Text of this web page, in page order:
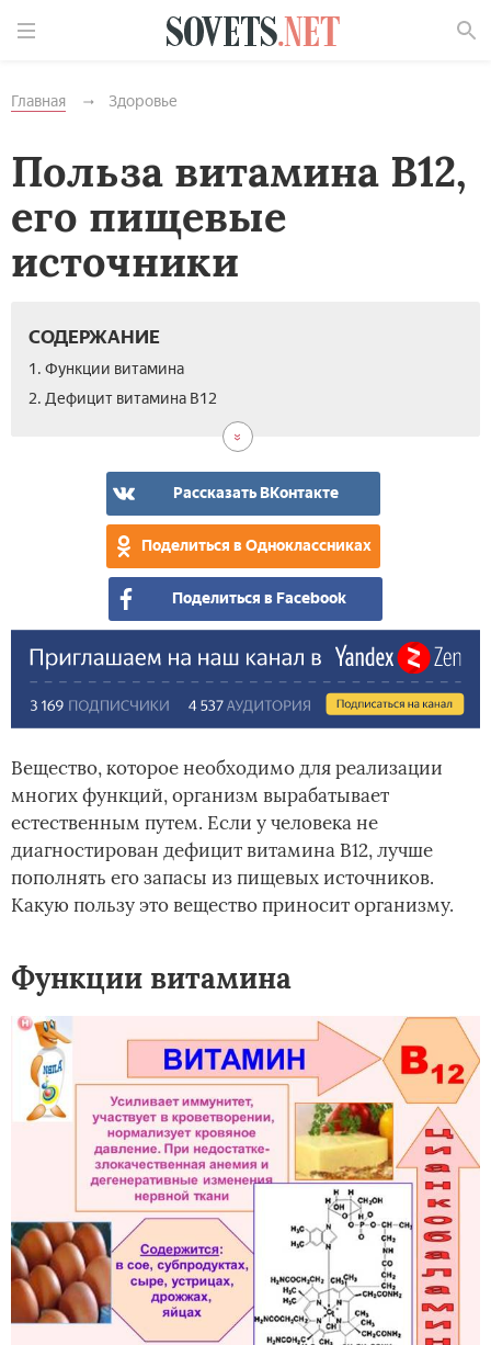
Главная Здоровье
Польза витамина В12,
его пищевые
источники
СОДЕРЖАНИЕ
1. Функции витамина
2. Дефицит витамина В12
Рассказать ВКонтакте
Поделиться в Одноклассниках
Поделиться в Facebook
Вещество, которое необходимо для реализации
многих функций, организм вырабатывает
естественным путем. Если у человека не
диагностирован дефицит витамина В12, лучше
пополнять его запасы из пищевых источников.
Какую пользу это вещество приносит организму.
Функции витамина